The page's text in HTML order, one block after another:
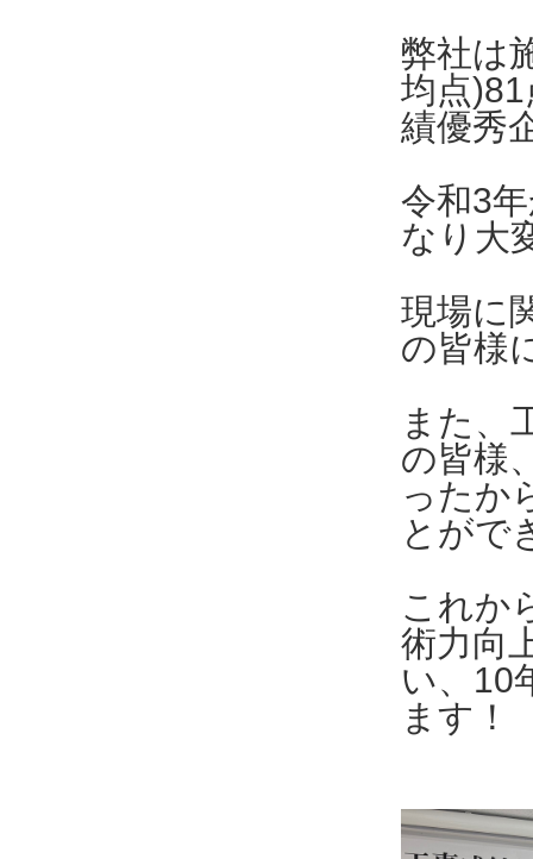
弊社は
均点
績優秀
令和3
なり大
現場に
の皆様
また、
の皆様
ったか
とがで
これか
術力向
い、10
ます！